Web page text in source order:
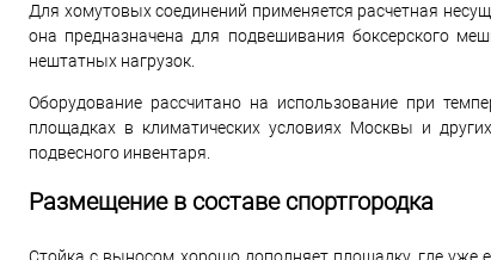
Для хомутовых соединений применяется расчетная
она предназначена для подвешивания боксерского
нештатных нагрузок.
Оборудование рассчитано на использование при
площадках в климатических условиях Москвы и
подвесного инвентаря.
Размещение в составе спортгородка